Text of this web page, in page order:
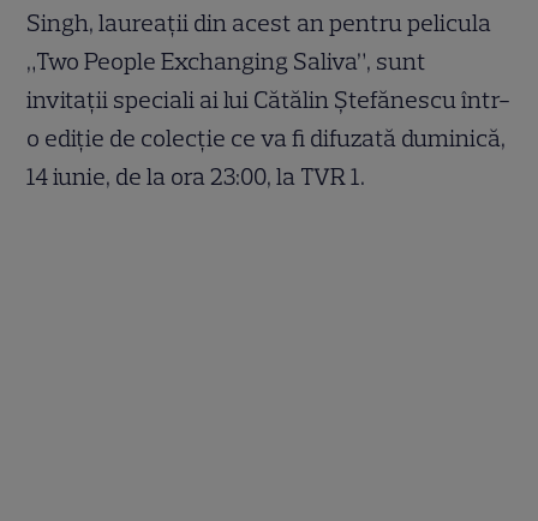
Singh, laureații din acest an pentru pelicula
„Two People Exchanging Saliva”, sunt
invitații speciali ai lui Cătălin Ștefănescu într-
o ediție de colecție ce va fi difuzată duminică,
14 iunie, de la ora 23:00, la TVR 1.